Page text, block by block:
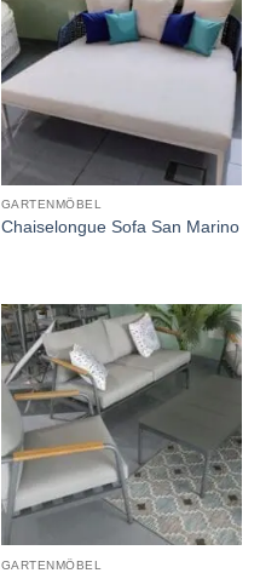
GARTENMÖBEL
Chaiselongue Sofa San Marino
GARTENMÖBEL